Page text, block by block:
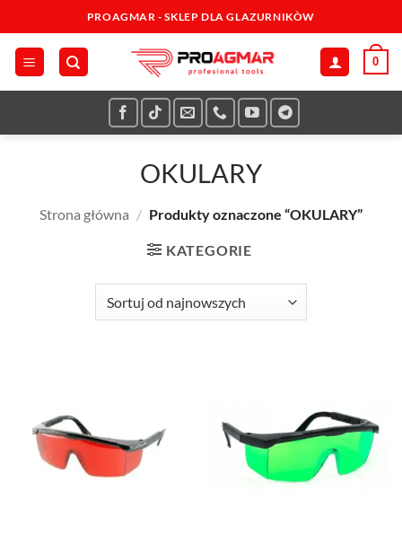
do
zawartości
PROAGMAR - SKLEP DLA GLAZURNIKÒW
0
OKULARY
Strona główna / Produkty oznaczone “OKULARY”
KATEGORIE